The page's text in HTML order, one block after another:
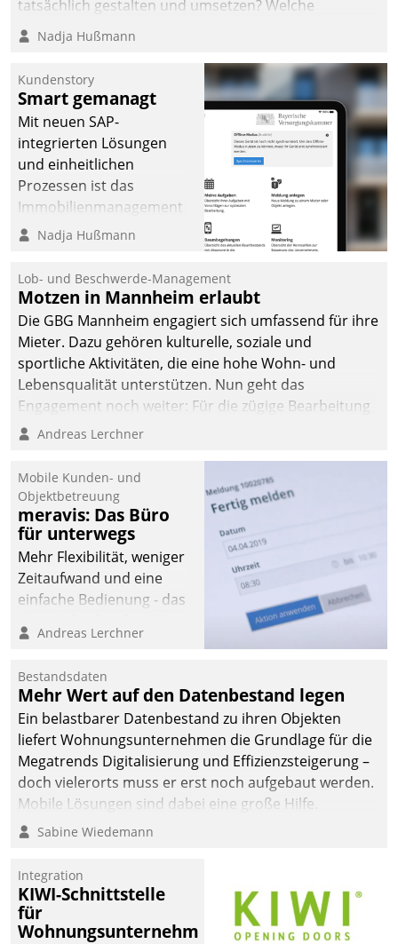
tatsächlich gestalten und umsetzen? Welche
Argumente zählen wirklich?
Nadja Hußmann
Kundenstory
Smart gemanagt
Mit neuen SAP-
integrierten Lösungen
und einheitlichen
Prozessen ist das
Immobilienmanagement
der Bayerischen
Ressort Kapitalanlage für
künftige Aufgaben und
Herausforderungen
gerüstet.
Nadja Hußmann
Lob- und Beschwerde-Management
Motzen in Mannheim erlaubt
Die GBG Mannheim engagiert sich umfassend für ihre
Mieter. Dazu gehören kulturelle, soziale und
sportliche Aktivitäten, die eine hohe Wohn- und
Lebensqualität unterstützen. Nun geht das
Engagement noch weiter: Für die zügige Bearbeitung
von Beschwerden – oder Lob – richtet das
und Beschwerde-Management einen eigenen Kanal
ein.
Andreas Lerchner
Mobile Kunden- und
Objektbetreuung
meravis: Das Büro
für unterwegs
Mehr Flexibilität, weniger
Zeitaufwand und eine
einfache Bedienung - das
Cockpit für mobile
Datatrain. Die meravis
Wohnungsbau- und
Immobilien GmbH hat
sich dabei für den Betrieb
der Lösung über die SAP
Cloud Platform
entschieden - als erstes
Unternehmen am
Andreas Lerchner
Bestandsdaten
Mehr Wert auf den Datenbestand legen
Ein belastbarer Datenbestand zu ihren Objekten
liefert Wohnungsunternehmen die Grundlage für die
Megatrends Digitalisierung und Effizienzsteigerung –
doch vielerorts muss er erst noch aufgebaut werden.
Mobile Lösungen sind dabei eine große Hilfe.
Sabine Wiedemann
Integration
KIWI-Schnittstelle
für
Wohnungsunternehmen